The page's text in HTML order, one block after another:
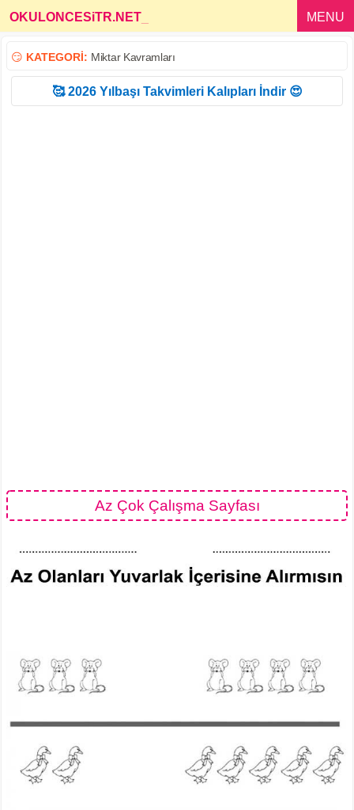
OKULONCESiTR.NET MENU
😏 KATEGORİ: Miktar Kavramları
🥰 2026 Yılbaşı Takvimleri Kalıpları İndir 😍
Az Çok Çalışma Sayfası